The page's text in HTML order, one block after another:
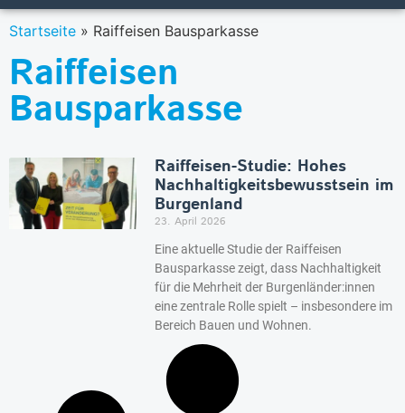
Startseite » Raiffeisen Bausparkasse
Raiffeisen
Bausparkasse
Raiffeisen-Studie: Hohes
Nachhaltigkeitsbewusstsein im
Burgenland
23. April 2026
Eine aktuelle Studie der Raiffeisen
Bausparkasse zeigt, dass Nachhaltigkeit
für die Mehrheit der Burgenländer:innen
eine zentrale Rolle spielt – insbesondere im
Bereich Bauen und Wohnen.